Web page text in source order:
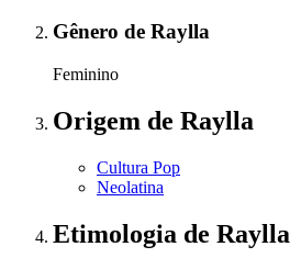
Gênero de Raylla
Feminino
Origem de Raylla
Cultura Pop
Neolatina
Etimologia de Raylla